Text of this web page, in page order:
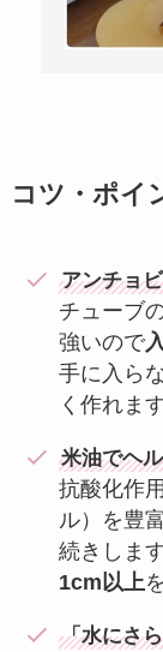
コツ・ポイ
アンチョ
チューブ
強いので
手に入ら
く作れます
米油でヘ
抗酸化作
ル）を豊
続きしま
1cm以上
「水にさ